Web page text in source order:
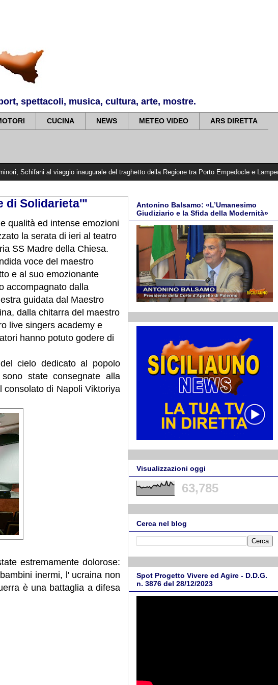
spettacoli, musica, cultura, arte, mostre.
CUCINA NEWS METEO VIDEO ARS DIRETTA
al viaggio inaugurale del traghetto della Regione tra Porto Empedocle e Lampedusa:
di Solidarieta'"
qualità ed intense emozioni
la serata di ieri al teatro
SS Madre della Chiesa.
voce del maestro
e al suo emozionante
accompagnato dalla
guidata dal Maestro
dalla chitarra del maestro
live singers academy e
hanno potuto godere di
cielo dedicato al popolo
state consegnate alla
consolato di Napoli Viktoriya
estremamente dolorose:
inermi, l' ucraina non
è una battaglia a difesa
Antonino Balsamo: «L’Umanesimo
Giudiziario e la Sfida della Modernità»
Visualizzazioni oggi
63,785
Cerca nel blog
Spot Progetto Vivere ed Agire - D.D.G.
n. 3876 del 28/12/2023